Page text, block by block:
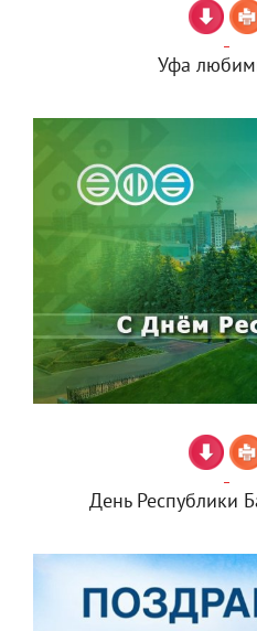
Уфа
День Республики